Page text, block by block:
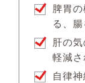
脾胃
る、
肝の
軽減さ
自律